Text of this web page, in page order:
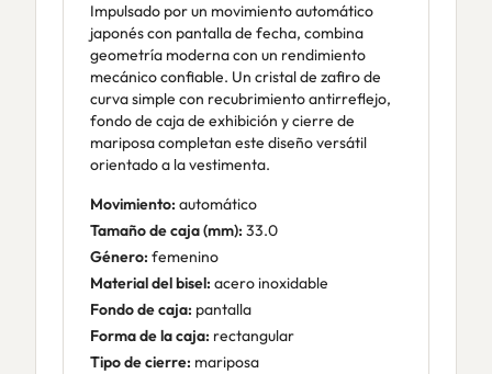
Impulsado por un movimiento automático
japonés con pantalla de fecha, combina
geometría moderna con un rendimiento
mecánico confiable. Un cristal de zafiro de
curva simple con recubrimiento antirreflejo,
fondo de caja de exhibición y cierre de
mariposa completan este diseño versátil
orientado a la vestimenta.
Movimiento: automático
Tamaño de caja (mm): 33.0
Género: femenino
Material del bisel: acero inoxidable
Fondo de caja: pantalla
Forma de la caja: rectangular
Tipo de cierre: mariposa